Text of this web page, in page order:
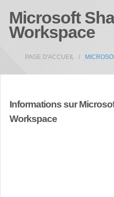
Microsoft
Workspace
PAGE D'ACCUEIL
Informations sur
Workspace